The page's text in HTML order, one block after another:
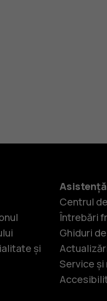
și
Asistență
Centrul
Întrebări
Ghiduri
Service